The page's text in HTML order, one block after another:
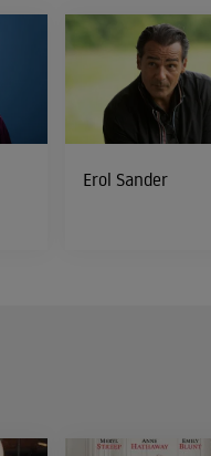
Erol Sander